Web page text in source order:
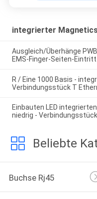
integrierter
Ausgleich/Überhänge
EMS-Finger-Seiten-Eintritt
R / Eine 1000 Basis -
Verbindungsstück T
Einbauten LED
niedrig -
Beliebte
Buchse Rj45